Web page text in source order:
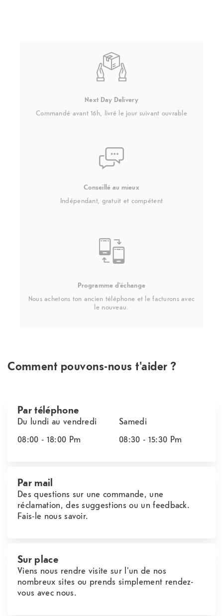
Next Day Delivery
Commandé avant 16h, livré le jour suivant ouvrable
Conseillé au mieux
Indépendant, gratuit et compétent
Programme d'échange
Nous achetons ton ancien téléphone et le facturons avec
le nouveau.
Comment pouvons-nous t'aider ?
Par téléphone
Du lundi au vendredi
08:00 - 18:00 Pm
Samedi
08:30 - 15:30 Pm
Par mail
Des questions sur une commande, une
réclamation, des suggestions ou un feedback.
Fais-le nous savoir.
Sur place
Viens nous rendre visite sur l'un de nos
nombreux sites ou prends simplement rendez-
vous avec nous.